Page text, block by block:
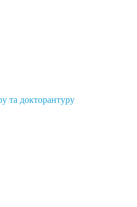
та докторантуру